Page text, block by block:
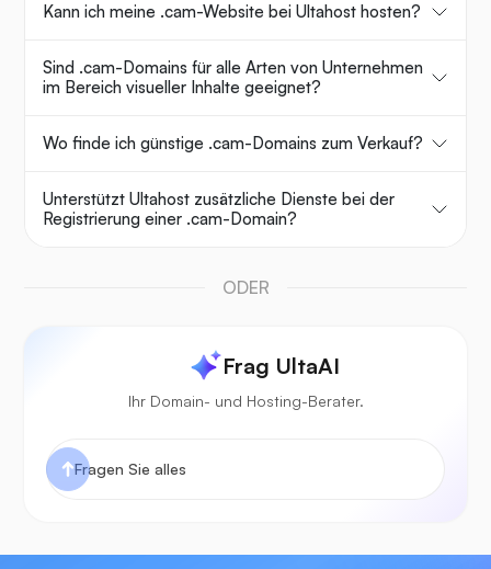
Kann ich meine .cam-Website bei Ultahost hosten?
Sind .cam-Domains für alle Arten von Unternehmen
im Bereich visueller Inhalte geeignet?
Wo finde ich günstige .cam-Domains zum Verkauf?
Unterstützt Ultahost zusätzliche Dienste bei der
Registrierung einer .cam-Domain?
ODER
Frag UltaAI
Ihr Domain- und Hosting-Berater.